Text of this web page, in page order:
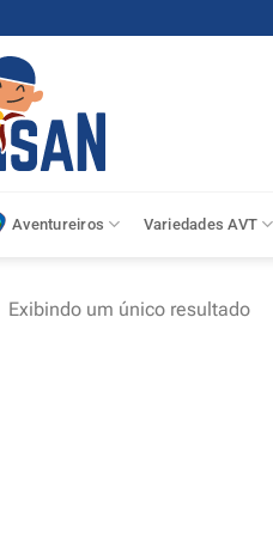
Aventureiros Variedades AVT
Exibindo um único resultado